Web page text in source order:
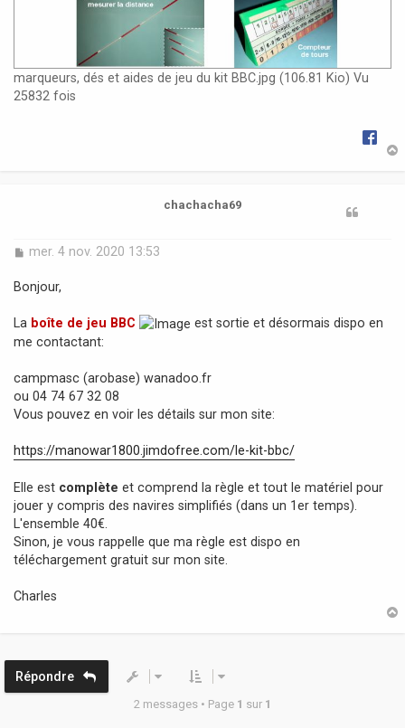
marqueurs, dés et aides de jeu du kit BBC.jpg (106.81 Kio) Vu
25832 fois
chachacha69
M
s
g
e
mer. 4 nov. 2020 13:53
Bonjour,
La boîte de jeu BBC
est sortie et désormais dispo en
me contactant:
campmasc (arobase) wanadoo.fr
ou 04 74 67 32 08
Vous pouvez en voir les détails sur mon site:
https://manowar1800.jimdofree.com/le-kit-bbc/
Elle est complète et comprend la règle et tout le matériel pour
jouer y compris des navires simplifiés (dans un 1er temps).
L'ensemble 40€.
Sinon, je vous rappelle que ma règle est dispo en
téléchargement gratuit sur mon site.
Charles
Répondre
2 messages • Page 1 sur 1